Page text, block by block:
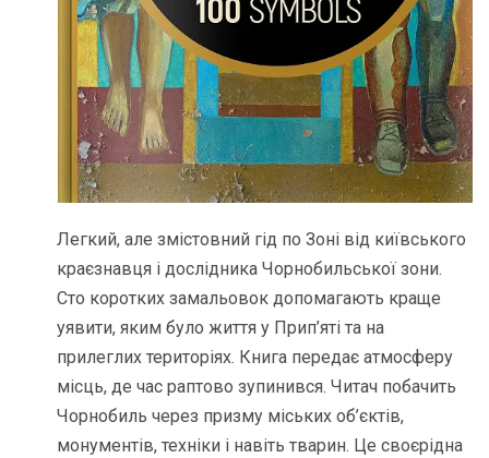
Легкий, але змістовний гід по Зоні від київського
краєзнавця і дослідника Чорнобильської зони.
Сто коротких замальовок допомагають краще
уявити, яким було життя у Прип’яті та на
прилеглих територіях. Книга передає атмосферу
місць, де час раптово зупинився. Читач побачить
Чорнобиль через призму міських об’єктів,
монументів, техніки і навіть тварин. Це своєрідна